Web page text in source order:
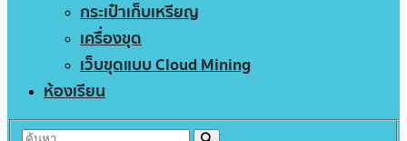
กระเป๋าเก็บเหรียญ
เครื่องขุด
เว็บขุดแบบ Cloud Mining
ห้องเรียน